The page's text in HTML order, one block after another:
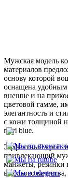
Мужская модель
материалов
основу которой
оснащена
внешне и на
цветовой гамме,
элегантность и
с кожи толщиной
navi blue.
Эффектный крой
привлекающий
манжеты, резинки
высокого